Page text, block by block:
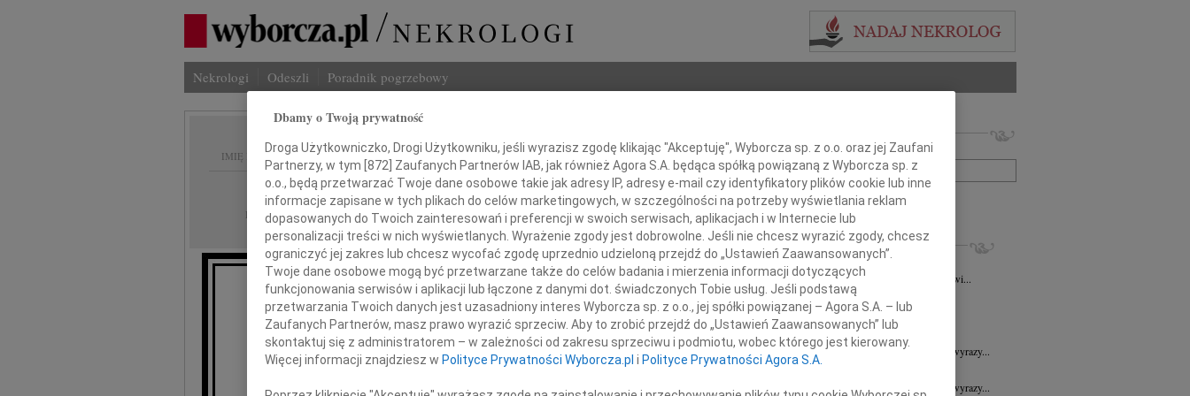
Nekrologi Odeszli Poradnik pogrzebowy
IMIĘ I NAZWISKO:
REGION: Wrocław
DATA EMISJI: 20.12.2010
Wyrazy serdecznego współczucia
Pani
Annie Ornatek
Imię i nazwisko lub numer ogłoszenia:
+ szukanie zaawansowane
INNE NEKROLOGI
Lucyna Wróbel 06.08.2026 Wrocław
Naszemu Przyjacielowi Michałowi Łuczakowi...
06.08.2026Wrocław
Annie Ciskowskiej wyrazy najgłębszego...
31.07.2026
Wrocław
Panu Sędziemu Januszowi Kaspryszynowi wyrazy...
31.07.2026
Panu Sędziemu Januszowi Kaspryszynowi wyrazy...
Dbamy o Twoją prywatność
Droga Użytkowniczko, Drogi Użytkowniku, jeśli wyrazisz zgodę klikając "Akceptuję", Wyborcza sp. z o.o. oraz jej Zaufani
Partnerzy, w tym [872] Zaufanych Partnerów IAB, jak również Agora S.A. będąca spółką powiązaną z Wyborcza sp. z
o.o., będą przetwarzać Twoje dane osobowe takie jak adresy IP, adresy e-mail czy identyfikatory plików cookie lub inne
informacje zapisane w tych plikach do celów marketingowych, w szczególności na potrzeby wyświetlania reklam
dopasowanych do Twoich zainteresowań i preferencji w swoich serwisach, aplikacjach i w Internecie lub
personalizacji treści w nich wyświetlanych. Wyrażenie zgody jest dobrowolne. Jeśli nie chcesz wyrazić zgody, chcesz
ograniczyć jej zakres lub chcesz wycofać zgodę uprzednio udzieloną przejdź do „Ustawień Zaawansowanych”.
Twoje dane osobowe mogą być przetwarzane także do celów badania i mierzenia informacji dotyczących
funkcjonowania serwisów i aplikacji lub łączone z danymi dot. świadczonych Tobie usług. Jeśli podstawą
przetwarzania Twoich danych jest uzasadniony interes Wyborcza sp. z o.o., jej spółki powiązanej – Agora S.A. – lub
Zaufanych Partnerów, masz prawo wyrazić sprzeciw. Aby to zrobić przejdź do „Ustawień Zaawansowanych” lub
skontaktuj się z administratorem – w zależności od zakresu sprzeciwu i podmiotu, wobec którego jest kierowany.
Więcej informacji znajdziesz w Polityce Prywatności Wyborcza.pl i Polityce Prywatności Agora S.A.